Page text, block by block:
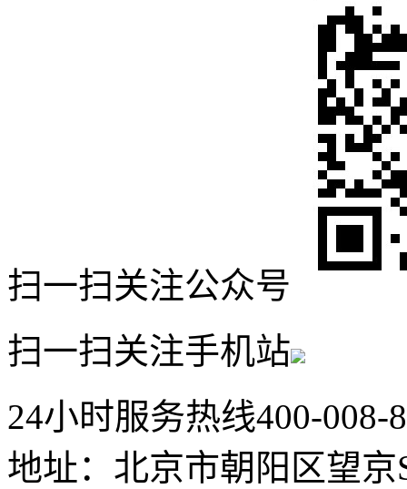
扫一扫关注公众号
扫一扫关注手机站
24小时服务热线400-008-
地址：北京市朝阳区望京